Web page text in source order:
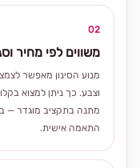
02
משווים לפי מחיר
מנוע הסינון מאפשר
וצבע. כך ניתן למצוא
מתנה בתקציב מוגדר —
התאמה אישית.